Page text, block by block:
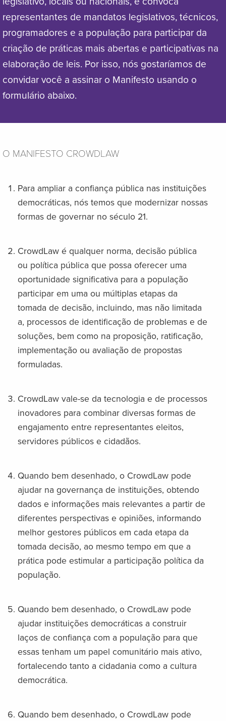
representantes de mandatos legislativos, técnicos,
programadores e a população para participar da
criação de práticas mais abertas e participativas na
elaboração de leis. Por isso, nós gostaríamos de
convidar você a assinar o Manifesto usando o
formulário abaixo.
O MANIFESTO CROWDLAW
Para ampliar a confiança pública nas instituições
democráticas, nós temos que modernizar nossas
formas de governar no século 21.
CrowdLaw é qualquer norma, decisão pública
ou política pública que possa oferecer uma
oportunidade significativa para a população
participar em uma ou múltiplas etapas da
tomada de decisão, incluindo, mas não limitada
a, processos de identificação de problemas e de
soluções, bem como na proposição, ratificação,
implementação ou avaliação de propostas
formuladas.
CrowdLaw vale-se da tecnologia e de processos
inovadores para combinar diversas formas de
engajamento entre representantes eleitos,
servidores públicos e cidadãos.
Quando bem desenhado, o CrowdLaw pode
ajudar na governança de instituições, obtendo
dados e informações mais relevantes a partir de
diferentes perspectivas e opiniões, informando
melhor gestores públicos em cada etapa da
tomada decisão, ao mesmo tempo em que a
prática pode estimular a participação política da
população.
Quando bem desenhado, o CrowdLaw pode
ajudar instituições democráticas a construir
laços de confiança com a população para que
essas tenham um papel comunitário mais ativo,
fortalecendo tanto a cidadania como a cultura
democrática.
Quando bem desenhado, o CrowdLaw pode